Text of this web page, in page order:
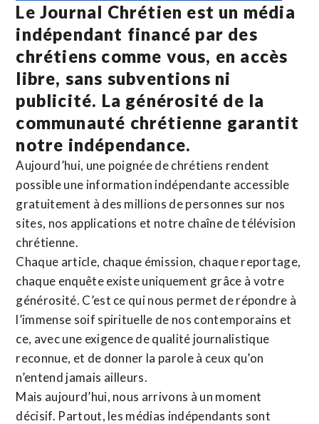
Le Journal Chrétien est un média
indépendant financé par des
chrétiens comme vous, en accès
libre, sans subventions ni
publicité. La générosité de la
communauté chrétienne garantit
notre indépendance.
Aujourd’hui, une poignée de chrétiens rendent
possible une information indépendante accessible
gratuitement à des millions de personnes sur nos
sites, nos applications et notre chaîne de télévision
chrétienne.
Chaque article, chaque émission, chaque reportage,
chaque enquête existe uniquement grâce à votre
générosité. C’est ce qui nous permet de répondre à
l’immense soif spirituelle de nos contemporains et
ce, avec une exigence de qualité journalistique
reconnue, et de donner la parole à ceux qu’on
n’entend jamais ailleurs.
Mais aujourd’hui, nous arrivons à un moment
décisif. Partout, les médias indépendants sont